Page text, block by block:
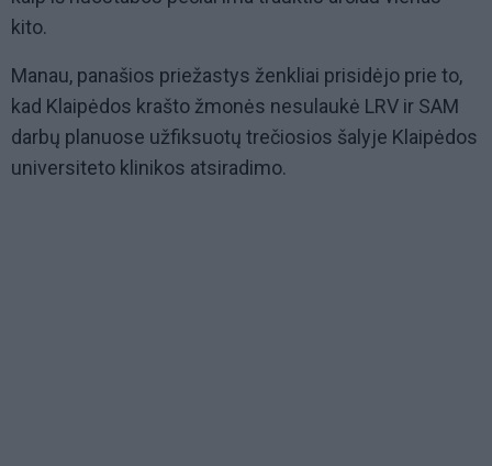
kito.
Manau, panašios priežastys ženkliai prisidėjo prie to,
kad Klaipėdos krašto žmonės nesulaukė LRV ir SAM
darbų planuose užfiksuotų trečiosios šalyje Klaipėdos
universiteto klinikos atsiradimo.